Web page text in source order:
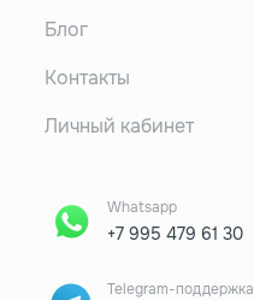
Блог
Контакты
Личный кабинет
Whatsapp
+7 995 479 61 30
Telegram-поддержка